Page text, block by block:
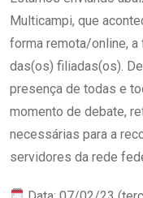
Multicampi, que
forma remota/online, a
das(os) filiadas(os).
presença de todas e
momento de debate,
necessárias para a
servidores da rede